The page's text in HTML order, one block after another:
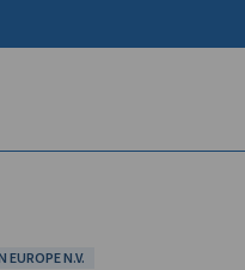
EUROPE N.V.